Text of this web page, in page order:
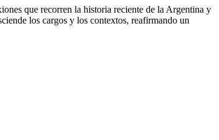
que recorren la historia reciente de la Argentina y
los cargos y los contextos, reafirmando un